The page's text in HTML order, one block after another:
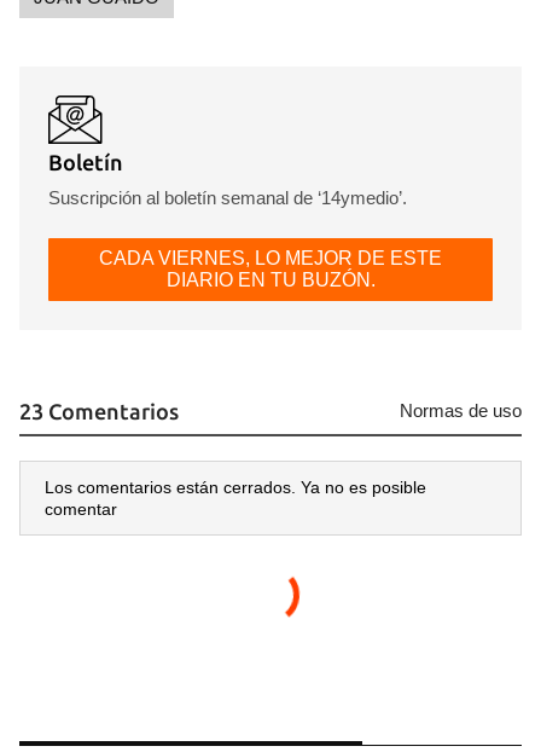
Boletín
Suscripción al boletín semanal de ‘14ymedio’.
CADA VIERNES, LO MEJOR DE ESTE
DIARIO EN TU BUZÓN.
23 Comentarios Normas de uso
Los comentarios están cerrados. Ya no es posible
comentar